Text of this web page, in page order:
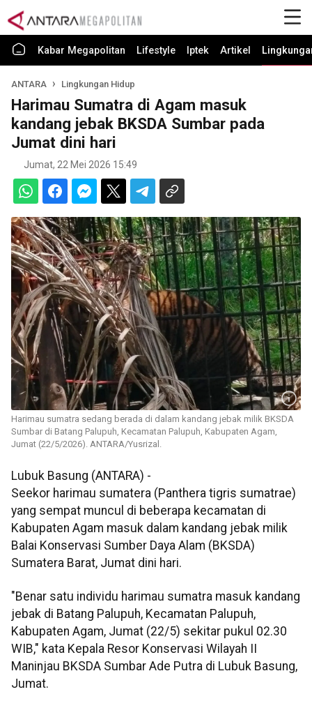
Kabar Megapolitan Lifestyle Iptek Artikel
ANTARA Lingkungan Hidup
Harimau Sumatra di Agam masuk
kandang jebak BKSDA Sumbar pada
Jumat dini hari
Jumat, 22 Mei 2026 15:49
Harimau sumatra sedang berada di dalam kandang jebak milik BKSDA
Sumbar di Batang Palupuh, Kecamatan Palupuh, Kabupaten Agam,
Jumat (22/5/2026). ANTARA/Yusrizal.
Lubuk Basung (ANTARA) -
Seekor harimau sumatera (Panthera tigris sumatrae)
yang sempat muncul di beberapa kecamatan di
Kabupaten Agam masuk dalam kandang jebak milik
Balai Konservasi Sumber Daya Alam (BKSDA)
Sumatera Barat, Jumat dini hari.
"Benar satu individu harimau sumatra masuk kandang
jebak di Batang Palupuh, Kecamatan Palupuh,
Kabupaten Agam, Jumat (22/5) sekitar pukul 02.30
WIB," kata Kepala Resor Konservasi Wilayah II
Maninjau BKSDA Sumbar Ade Putra di Lubuk Basung,
Jumat.